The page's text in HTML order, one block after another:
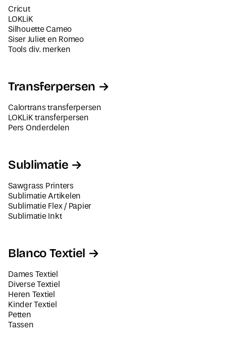
Cricut
LOKLiK
Silhouette Cameo
Siser Juliet en Romeo
Tools div. merken
Transferpersen
Calortrans transferpersen
LOKLiK transferpersen
Pers Onderdelen
Sublimatie
Sawgrass Printers
Sublimatie Artikelen
Sublimatie Flex / Papier
Sublimatie Inkt
Blanco Textiel
Dames Textiel
Diverse Textiel
Heren Textiel
Kinder Textiel
Petten
Tassen